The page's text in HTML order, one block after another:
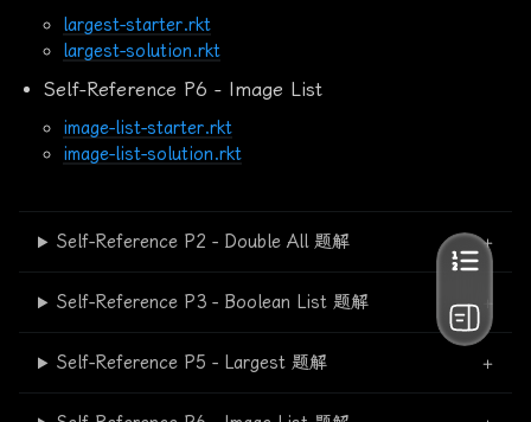
largest-starter.rkt
largest-solution.rkt
Self-Reference P6 - Image List
image-list-starter.rkt
image-list-solution.rkt
Self-Reference P2 - Double All 题解
Self-Reference P3 - Boolean List 题解
Self-Reference P5 - Largest 题解